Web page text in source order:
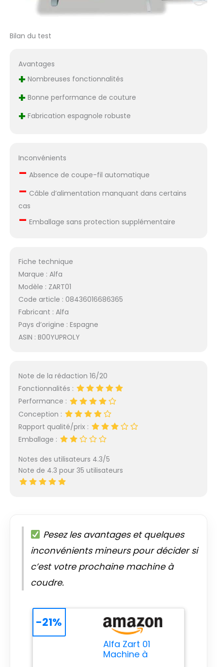
Bilan du test
Avantages
+ Nombreuses fonctionnalités
+ Bonne performance de couture
+ Fabrication espagnole robuste
Inconvénients
– Absence de coupe-fil automatique
– Câble d’alimentation manquant dans certains
cas
– Emballage sans protection supplémentaire
Fiche technique
Marque : Alfa
Modèle : ZART01
Code article : 08436016686365
Fabricant : Alfa
Pays d’origine : Espagne
ASIN : B00YUPROLY
Note de la rédaction 16/20
Fonctionnalités :
Performance :
Conception :
Rapport qualité/prix :
Emballage :
Notes des utilisateurs 4.3/5
Note de 4.3 pour 35 utilisateurs
Pesez les avantages et quelques
inconvénients mineurs pour décider si
c’est votre prochaine machine à
coudre.
Alfa Zart 01
Machine à
-21%